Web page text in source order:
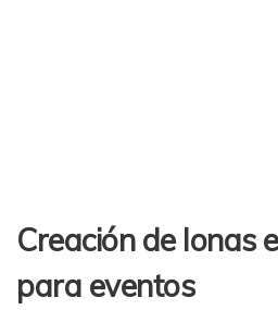
Creación de lonas
para eventos